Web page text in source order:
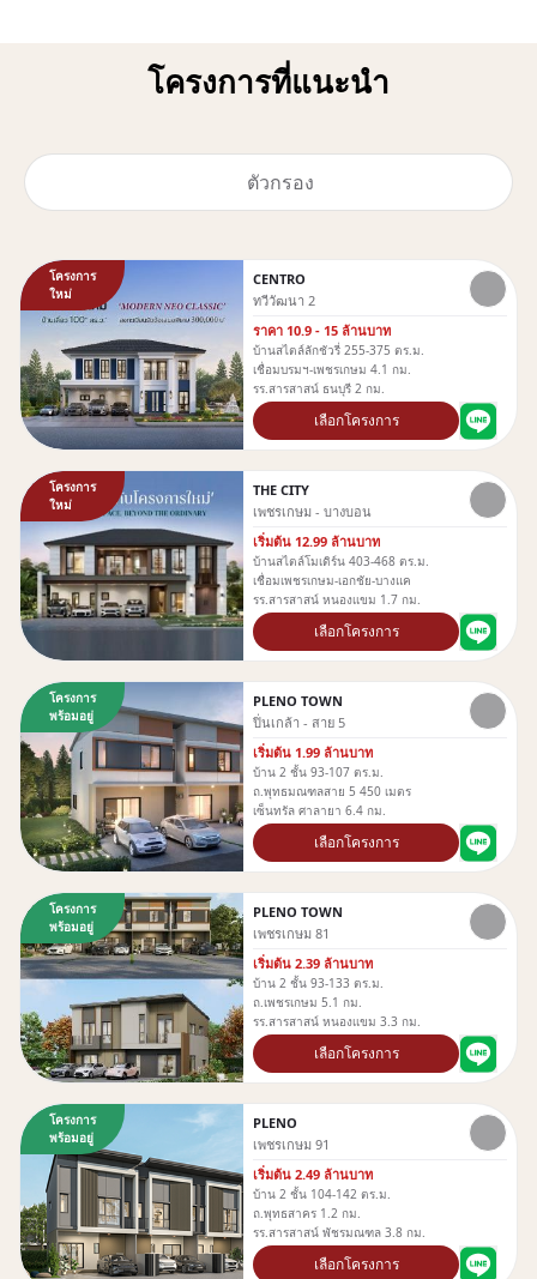
โครงการที่แนะนำ
ตัวกรอง
โครงการ
ใหม่
CENTRO
ทวีวัฒนา 2
ราคา 10.9 - 15 ล้านบาท
บ้านสไตล์ลักชัวรี่ 255-375 ตร.ม.
เชื่อมบรมฯ-เพชรเกษม 4.1 กม.
รร.สารสาสน์ ธนบุรี 2 กม.
เลือกโครงการ
โครงการ
ใหม่
THE CITY
เพชรเกษม - บางบอน
เริ่มต้น 12.99 ล้านบาท
บ้านสไตล์โมเดิร์น 403-468 ตร.ม.
เชื่อมเพชรเกษม-เอกชัย-บางแค
รร.สารสาสน์ หนองเเขม 1.7 กม.
เลือกโครงการ
โครงการ
พร้อมอยู่
PLENO TOWN
ปิ่นเกล้า - สาย 5
เริ่มต้น 1.99 ล้านบาท
บ้าน 2 ชั้น 93-107 ตร.ม.
ถ.พุทธมณฑลสาย 5 450 เมตร
เซ็นทรัล ศาลายา 6.4 กม.
เลือกโครงการ
โครงการ
พร้อมอยู่
PLENO TOWN
เพชรเกษม 81
เริ่มต้น 2.39 ล้านบาท
บ้าน 2 ชั้น 93-133 ตร.ม.
ถ.เพชรเกษม 5.1 กม.
รร.สารสาสน์ หนองเเขม 3.3 กม.
เลือกโครงการ
โครงการ
พร้อมอยู่
PLENO
เพชรเกษม 91
เริ่มต้น 2.49 ล้านบาท
บ้าน 2 ชั้น 104-142 ตร.ม.
ถ.พุทธสาคร 1.2 กม.
รร.สารสาสน์ พัชรมณฑล 3.8 กม.
เลือกโครงการ